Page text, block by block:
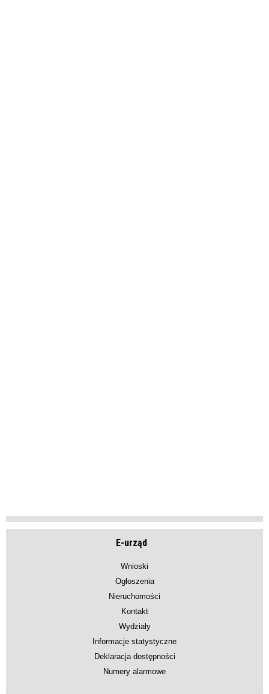
E-urząd
Wnioski
Ogłoszenia
Nieruchomości
Kontakt
Wydziały
Informacje statystyczne
Deklaracja dostępności
Numery alarmowe